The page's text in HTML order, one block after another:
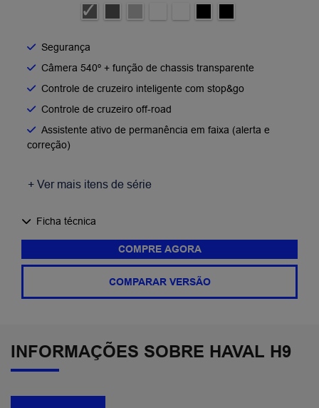
Segurança
Câmera 540º + função de chassis transparente
Controle de cruzeiro inteligente com stop&go
Controle de cruzeiro off-road
Assistente ativo de permanência em faixa (alerta e
correção)
+ Ver mais itens de série
Ficha técnica
COMPRE AGORA
COMPARAR VERSÃO
INFORMAÇÕES SOBRE HAVAL H9